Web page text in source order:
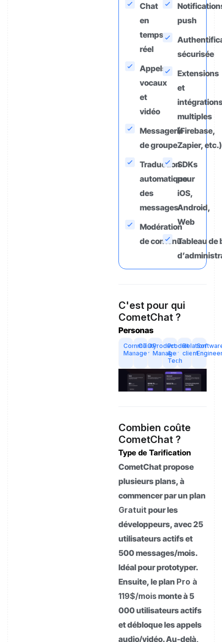
Chat
en
temps
réel
Appels
vocaux
et
vidéo
Messagerie
de groupe
Traduction
automatique
des
messages
Modération
de contenu
push
sécurisée
Extensions
et
multiples
(Firebase,
Zapier, etc.)
SDKs
pour
iOS,
Android,
Web
Tableau de
C'est pour qui
CometChat ?
Personas
Community
Manager
CTOProduct
Manager
Produit
&
Tech
Relation
client
Combien coûte
CometChat ?
Type de Tarification
CometChat propose
plusieurs plans, à
commencer par un plan
Gratuit pour les
développeurs, avec 25
utilisateurs actifs et
500 messages/mois.
Idéal pour prototyper.
Ensuite, le plan Pro à
119$/moismonte à 5
000 utilisateurs actifs
et débloque les appels
audio/vidéo. Au-delà,